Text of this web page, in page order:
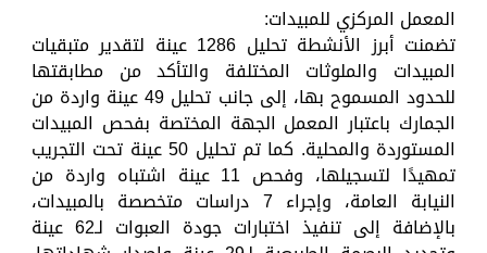
المعمل المركزي للمبيدات:
تضمنت أبرز الأنشطة تحليل 1286 عينة لتقدير متبقيات
المبيدات والملوثات المختلفة والتأكد من مطابقتها
للحدود المسموح بها، إلى جانب تحليل 49 عينة واردة من
الجمارك باعتبار المعمل الجهة المختصة بفحص المبيدات
المستوردة والمحلية. كما تم تحليل 50 عينة تحت التجريب
تمهيدًا لتسجيلها، وفحص 11 عينة اشتباه واردة من
النيابة العامة، وإجراء 7 دراسات متخصصة بالمبيدات،
بالإضافة إلى تنفيذ اختبارات جودة العبوات لـ62 عينة